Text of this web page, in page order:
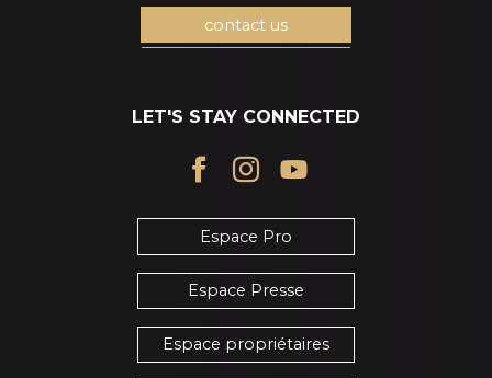
contact us
LET'S STAY CONNECTED
Espace Pro
Espace Presse
Espace propriétaires